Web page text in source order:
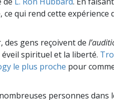
qui rend cette expérience
des gens reçoivent de
spirituel et la liberté.
le plus proche pour
personnes dans